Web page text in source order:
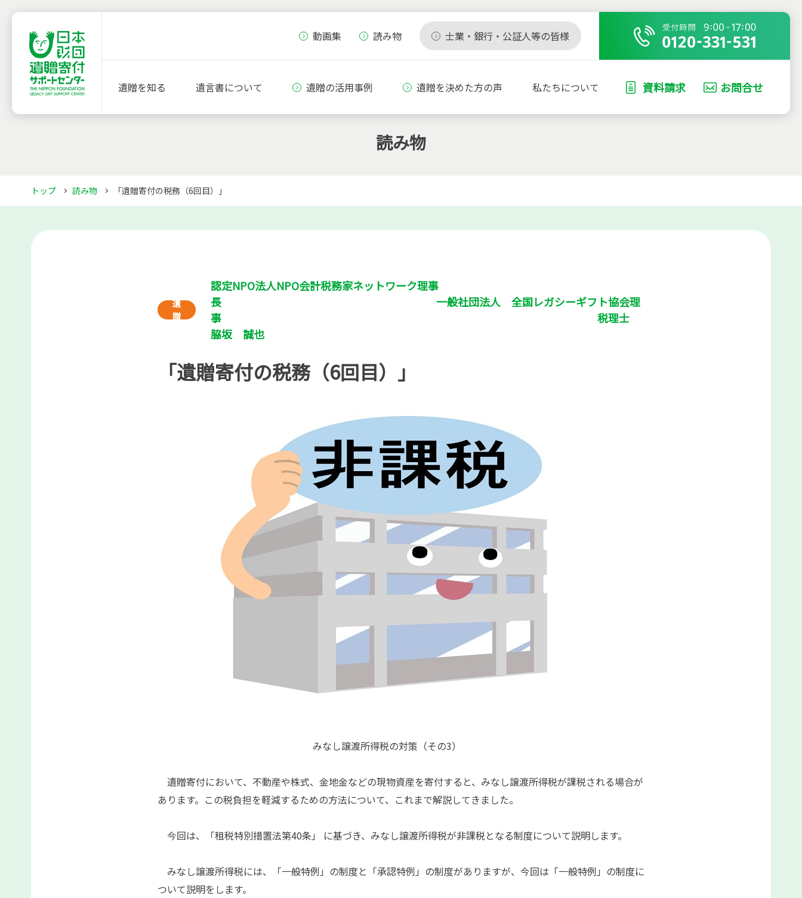
動画集 読み物 士業・銀行・公証人等の皆様
遺贈を知る 遺言書について 遺贈の活用事例 遺贈を決めた方の声 私たちについて 資料請求 お問合せ
読み物
トップ 読み物 「遺贈寄付の税務（6回目）」
遺
贈
認定NPO法人NPO会計税務家ネットワーク理事
長 一般社団法人 全国レガシーギフト協会理
事 税理士
脇坂 誠也
「遺贈寄付の税務（6回目）」
みなし譲渡所得税の対策（その3）
遺贈寄付において、不動産や株式、金地金などの現物資産を寄付すると、みなし譲渡所得税が課税される場合が
あります。この税負担を軽減するための方法について、これまで解説してきました。
今回は、「租税特別措置法第40条」 に基づき、みなし譲渡所得税が非課税となる制度について説明します。
みなし譲渡所得税には、「一般特例」の制度と「承認特例」の制度がありますが、今回は「一般特例」の制度に
ついて説明をします。